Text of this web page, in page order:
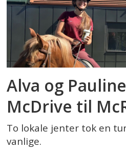
Alva og
McDrive til
To lokale jenter tok en
vanlige.